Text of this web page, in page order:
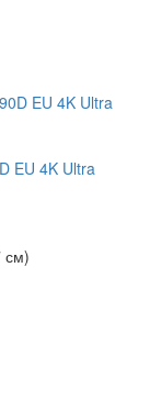
EU 4K Ultra
см)